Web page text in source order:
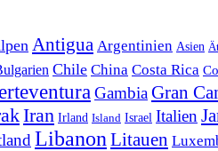
Antigua Argentinien Asien
Chile China Costa Rica
GambiaGran
Iran Irland Island Israel Italien
Libanon Litauen